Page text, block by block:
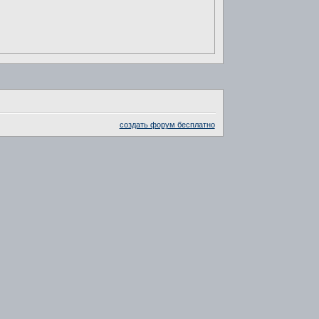
создать форум бесплатно